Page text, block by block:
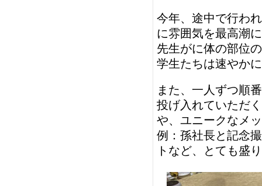
今年、途中で行わ
に雰囲気を最高潮
先生がに体の部位
学生たちは速やか
また、一人ずつ順
投げ入れていただ
や、ユニークなメ
例：孫社長と記念
トなど、とても盛